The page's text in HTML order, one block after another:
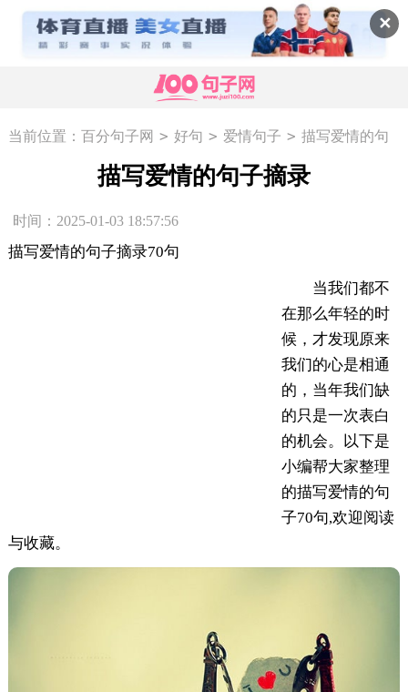
✕
当前位置： 百分句子网 > 好句 > 爱情句子 > 描写爱情的句
描写爱情的句子摘录
时间：2025-01-03 18:57:56
描写爱情的句子摘录70句
当我们都不
在那么年轻的时
候，才发现原来
我们的心是相通
的，当年我们缺
的只是一次表白
的机会。以下是
小编帮大家整理
的描写爱情的句
子70句,欢迎阅读
与收藏。